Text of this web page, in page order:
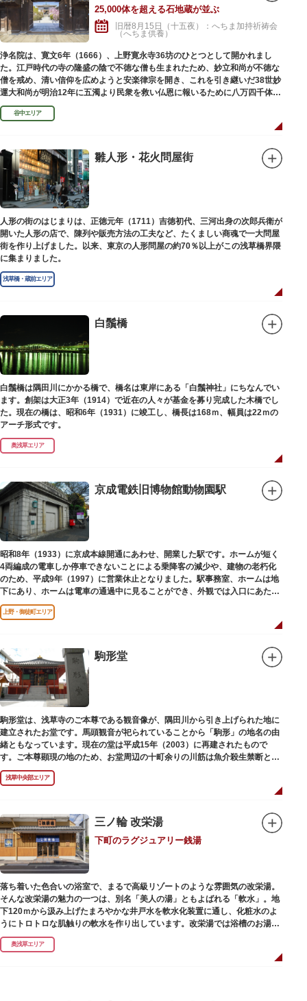
25,000体を超える石地蔵が並ぶ
旧暦8月15日（十五夜）：へちま加持祈祷会
（へちま供養）
浄名院は、寛文6年（1666）、上野寛永寺36坊のひとつとして開かれまし
た。江戸時代の寺の隆盛の陰で不徳な僧も生まれたため、妙立和尚が不徳な
僧を戒め、清い信仰を広めようと安楽律宗を開き、これを引き継いだ38世妙
運大和尚が明治12年に五濁より民衆を救い仏恩に報いるために八万四千体の
石地蔵建立を発願しました。現在では2万５千体を超える像が造立されてい
ます。谷中エリア
雛人形・花火問屋街
人形の街のはじまりは、正徳元年（1711）吉徳初代、三河出身の次郎兵衛が
開いた人形の店で、陳列や販売方法の工夫など、たくましい商魂で一大問屋
街を作り上げました。以来、東京の人形問屋の約70％以上がこの浅草橋界隈
に集まりました。
浅草橋・蔵前エリア
白鬚橋
白鬚橋は隅田川にかかる橋で、橋名は東岸にある「白鬚神社」にちなんでい
ます。創架は大正3年（1914）で近在の人々が基金を募り完成した木橋でし
た。現在の橋は、昭和6年（1931）に竣工し、橋長は168ｍ、幅員は22ｍの
アーチ形式です。
奥浅草エリア
京成電鉄旧博物館動物園駅
昭和8年（1933）に京成本線開通にあわせ、開業した駅です。ホームが短く
4両編成の電車しか停車できないことによる乗降客の減少や、建物の老朽化
のため、平成9年（1997）に営業休止となりました。駅事務室、ホームは地
下にあり、ホームは電車の通過中に見ることができ、外観では入口にあたる
建物を見ることができます。
上野・御徒町エリア
駒形堂
駒形堂は、浅草寺のご本尊である観音像が、隅田川から引き上げられた地に
建立されたお堂です。馬頭観音が祀られていることから「駒形」の地名の由
緒ともなっています。現在の堂は平成15年（2003）に再建されたもので
す。ご本尊顕現の地のため、お堂周辺の十町余りの川筋は魚介殺生禁断とな
り、戒殺碑が建立されました。
浅草中央部エリア
三ノ輪 改栄湯
下町のラグジュアリー銭湯
落ち着いた色合いの浴室で、まるで高級リゾートのような雰囲気の改栄湯。
そんな改栄湯の魅力の一つは、別名「美人の湯」ともよばれる「軟水」。地
下120ｍから汲み上げたまろやかな井戸水を軟水化装置に通し、化粧水のよ
うにトロトロな肌触りの軟水を作り出しています。改栄湯では浴槽のお湯か
らカランのお湯まですべてが軟水。お風呂上がりにはお肌しっとり、髪の毛
さらさらになれることまちがいなしです。お風呂の種類も多く、高濃度浸透
炭酸泉、シルキーバス、ジェットバス、サウナなど気分によって様々なお風
奥浅草エリア